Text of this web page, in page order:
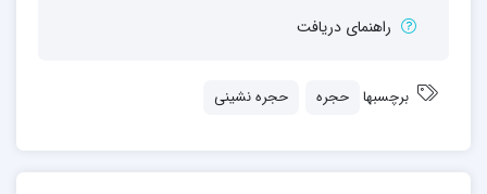
راهنمای دریافت
برچسبها حجره حجره نشینی